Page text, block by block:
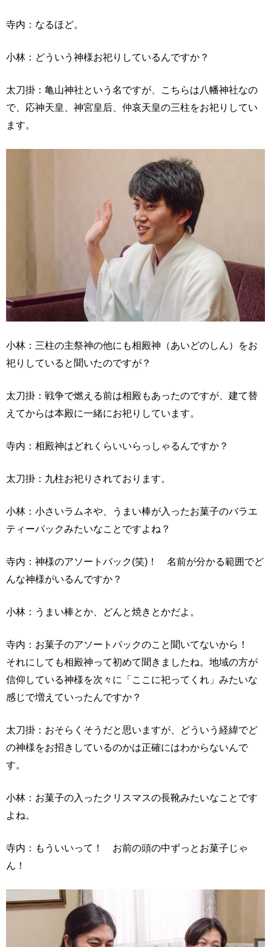
寺内：なるほど。
小林：どういう神様お祀りしているんですか？
太刀掛：亀山神社という名ですが、こちらは八幡神社なの
で、応神天皇、神宮皇后、仲哀天皇の三柱をお祀りしてい
ます。
小林：三柱の主祭神の他にも相殿神（あいどのしん）をお
祀りしていると聞いたのですが？
太刀掛：戦争で燃える前は相殿もあったのですが、建て替
えてからは本殿に一緒にお祀りしています。
寺内：相殿神はどれくらいいらっしゃるんですか？
太刀掛：九柱お祀りされております。
小林：小さいラムネや、うまい棒が入ったお菓子のバラエ
ティーパックみたいなことですよね？
寺内：神様のアソートバック(笑)！ 名前が分かる範囲でど
んな神様がいるんですか？
小林：うまい棒とか、どんと焼きとかだよ。
寺内：お菓子のアソートパックのこと聞いてないから！
それにしても相殿神って初めて聞きましたね。地域の方が
信仰している神様を次々に「ここに祀ってくれ」みたいな
感じで増えていったんですか？
太刀掛：おそらくそうだと思いますが、どういう経緯でど
の神様をお招きしているのかは正確にはわからないんで
す。
小林：お菓子の入ったクリスマスの長靴みたいなことです
よね。
寺内：もういいって！ お前の頭の中ずっとお菓子じゃ
ん！